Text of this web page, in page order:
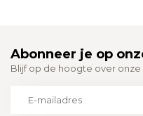
Abonneer je op
Blijf op de hoogte over onze